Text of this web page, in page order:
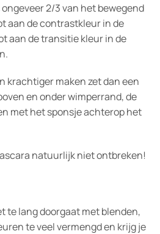
2/3 van het bewegend
aan de contrastkleur in de
aan de transitie kleur in de
krachtiger maken zet dan een
en onder wimperrand, de
met het sponsje achterop het
natuurlijk niet ontbreken!
te lang doorgaat met blenden,
te veel vermengd en krijg je